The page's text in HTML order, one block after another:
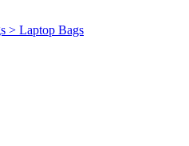
> Laptop Bags